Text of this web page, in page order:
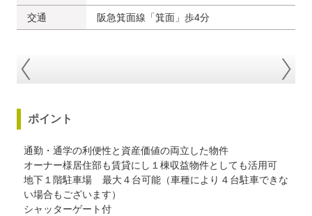
交通 阪急箕面線「箕面」歩4分
ポイント
通勤・通学の利便性と資産価値の両立した物件
オーナー様居住部も賃貸にし１棟収益物件としても活用可
地下１階駐車場 最大４台可能（車種により４台駐車できな
い場合もございます）
シャッターゲート付